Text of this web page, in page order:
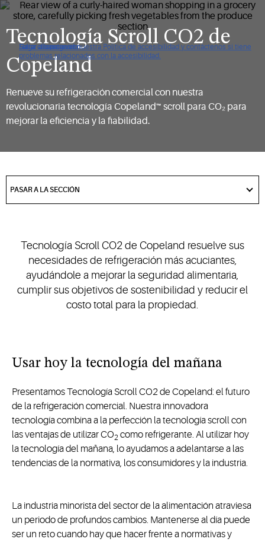
Haga clic para ver nuestra Política de accesibilidad y contáctenos si tiene
problemas relacionados con la accesibilidad.
Saltar a navegación
Saltar al contenido
Saltar a buscar
Tecnología Scroll CO2 de
Copeland
Renueve su refrigeración comercial con nuestra
revolucionaria tecnología Copeland™ scroll para CO₂ para
mejorar la eficiencia y la fiabilidad.
toPASAR A LA SECCIÓN
Tecnología Scroll CO2 de Copeland resuelve sus
necesidades de refrigeración más acuciantes,
ayudándole a mejorar la seguridad alimentaria,
cumplir sus objetivos de sostenibilidad y reducir el
costo total para la propiedad.
Usar hoy la tecnología del mañana
Presentamos Tecnología Scroll CO2 de Copeland: el futuro
de la refrigeración comercial. Nuestra innovadora
tecnología combina a la perfección la tecnología scroll con
las ventajas de utilizar CO2 como refrigerante. Al utilizar hoy
la tecnología del mañana, lo ayudamos a adelantarse a las
tendencias de la normativa, los consumidores y la industria.
La industria minorista del sector de la alimentación atraviesa
un periodo de profundos cambios. Mantenerse al día puede
ser un reto cuando hay que hacer frente a normativas y